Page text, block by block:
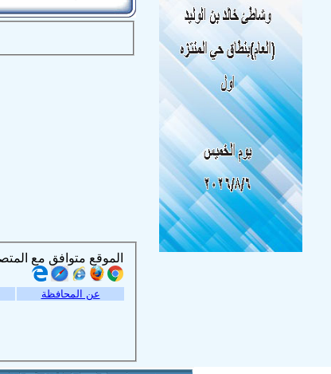
الموقع متوافق مع المتصفحات التالية :
عن المحافظة